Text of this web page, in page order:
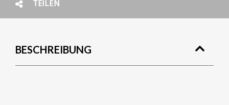
TEILEN
BESCHREIBUNG